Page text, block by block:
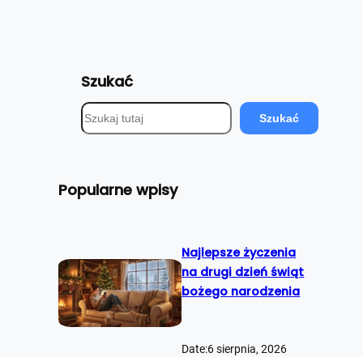
Szukać
S
z
a
Szukać
Popularne wpisy
Najlepsze życzenia
na drugi dzień świąt
bożego narodzenia
Date:6 sierpnia, 2026